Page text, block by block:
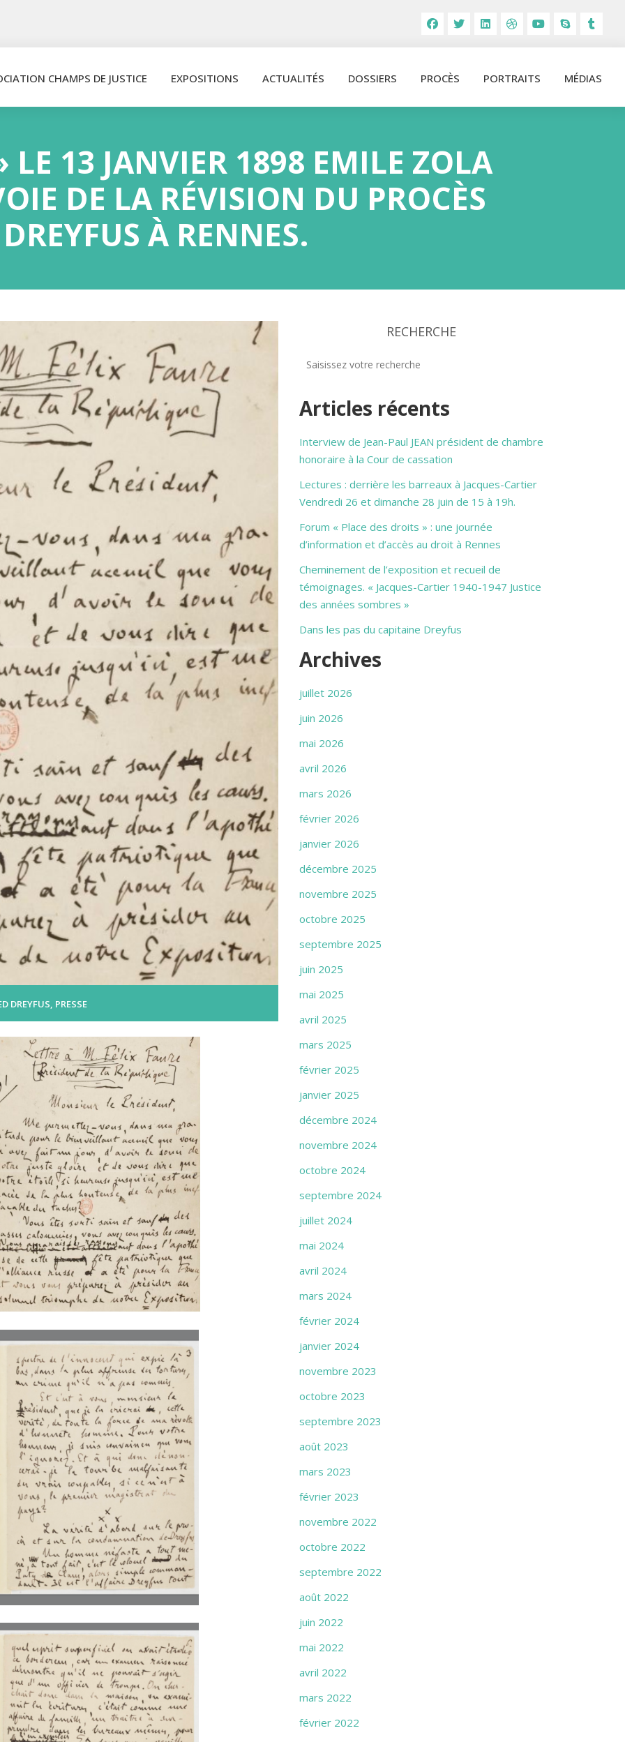
CHAMPS DE JUSTICE EXPOSITIONS ACTUALITÉS DOSSIERS PROCÈS PORTRAITS MÉDIAS
LE 13 JANVIER 1898 EMILE ZOLA
DE LA RÉVISION DU PROCÈS
DREYFUS À RENNES.
DREYFUS PRESSE
RECHERCHE
Articles récents
Interview de Jean-Paul JEAN président de chambre
honoraire à la Cour de cassation
Lectures : derrière les barreaux à Jacques-Cartier
Vendredi 26 et dimanche 28 juin de 15 à 19h.
Forum « Place des droits » : une journée
d’information et d’accès au droit à Rennes
Cheminement de l’exposition et recueil de
témoignages. « Jacques-Cartier 1940-1947 Justice
des années sombres »
Dans les pas du capitaine Dreyfus
Archives
juillet 2026
juin 2026
mai 2026
avril 2026
mars 2026
février 2026
janvier 2026
décembre 2025
novembre 2025
octobre 2025
septembre 2025
juin 2025
mai 2025
avril 2025
mars 2025
février 2025
janvier 2025
décembre 2024
novembre 2024
octobre 2024
septembre 2024
juillet 2024
mai 2024
avril 2024
mars 2024
février 2024
janvier 2024
novembre 2023
octobre 2023
septembre 2023
août 2023
mars 2023
février 2023
novembre 2022
octobre 2022
septembre 2022
août 2022
juin 2022
mai 2022
avril 2022
mars 2022
février 2022